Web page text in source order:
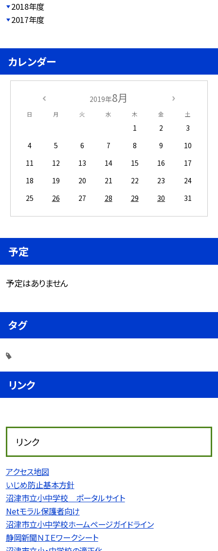
2018年度
2017年度
カレンダー
2019年8月
日 月 火 水 木 金 土
1 2
3
4
5 6 7 8 9
10
11
12 13 14 15 16
17
18
19 20 21 22 23
24
25
26 27 28 29 30 31
予定
予定はありません
タグ
リンク
リンク
アクセス地図
いじめ防止基本方針
沼津市立小中学校 ポータルサイト
Netモラル保護者向け
沼津市立小中学校ホームページガイドライン
静岡新聞ＮＩＥワークシート